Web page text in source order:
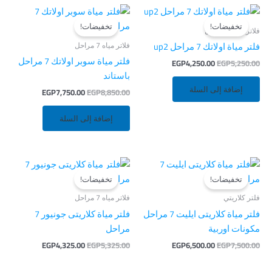
تخفيضات!فلاتر مياه 7 مراحل
فلتر مياة اولاتك 7 مراحل up2
EGP5,250.00
السعر
الأصلي
هو:
EGP5,250.00.
EGP4,250.00
السعر
الحالي
إضافة إلى السلة
تخفيضات!
فلاتر مياه 7 مراحل
فلتر مياة سوبر اولاتك 7 مراحل
باستاند
EGP8,850.00
السعر
الأصلي
هو:
EGP8,850.00.
EGP7,750.00
السعر
الحالي
إضافة إلى السلة
تخفيضات!
فلتر كلاريتي
فلتر مياة كلاريتى ايليت 7 مراحل
مكونات اوربية
EGP7,500.00
السعر
الأصلي
هو:
EGP7,500.00.
EGP6,500.00
السعر
الحالي
تخفيضات!
فلاتر مياه 7 مراحل
فلتر مياة كلاريتى جونيور 7
مراحل
EGP5,325.00
السعر
الأصلي
هو:
EGP5,325.00.
EGP4,325.00
السعر
الحالي